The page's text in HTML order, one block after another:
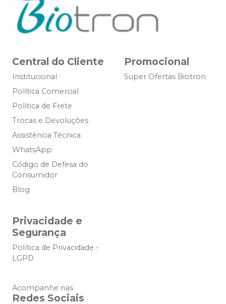
Central do Cliente
Institucional
Política Comercial
Política de Frete
Trocas e Devoluções
Assistência Técnica
WhatsApp
Código de Defesa do
Consumidor
Blog
Promocional
Super Ofertas Biotron
Privacidade e
Segurança
Política de Privacidade -
LGPD
Acompanhe nas
Redes Sociais